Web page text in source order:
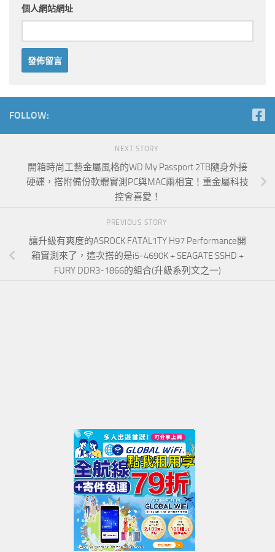
個人網站網址
FOLLOW:
NEXT STORY
開箱時尚工藝金屬風格的WD My Passport 2TB隨身外接
硬碟，搭附備份軟體實測PC與MAC兩相宜！重金屬科技
控會喜愛！
PREVIOUS STORY
讓升級有爽度的ASROCK FATAL1TY H97 Performance開
箱實測來了，這次搭的是i5-4690K + SEAGATE SSHD +
FURY DDR3-1866的組合(升級系列文之一)